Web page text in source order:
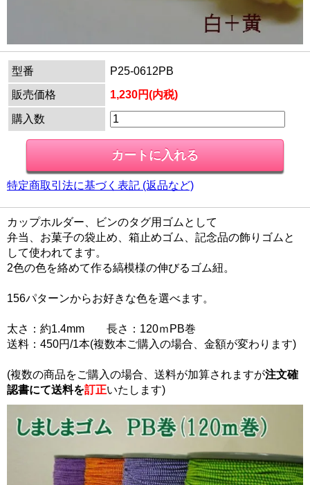
型番
P25-0612PB
販売価格
1,230円(内税)
購入数
特定商取引法に基づく表記 (返品など)
カップホルダー、ビンのタグ用ゴムとして
弁当、お菓子の袋止め、箱止めゴム、記念品の飾りゴムと
して使われてます。
2色の色を絡めて作る縞模様の伸びるゴム紐。
156パターンからお好きな色を選べます。
太さ：約1.4mm 長さ：120ｍPB巻
送料：450円/1本(複数本ご購入の場合、金額が変わります)
(複数の商品をご購入の場合、送料が加算されますが注文確
認書にて送料を訂正いたします)